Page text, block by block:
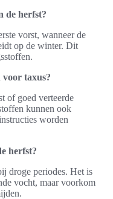
de herfst?
vorst, wanneer de
op de winter. Dit
voor taxus?
of goed verteerde
kunnen ook
worden
herfst?
droge periodes. Het is
vocht, maar voorkom